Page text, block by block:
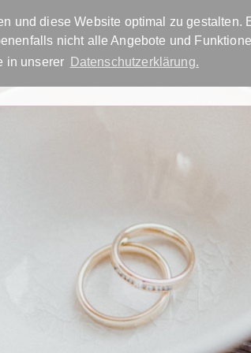
und diese Website optimal zu gestalten.
nicht alle Angebote und
in unserer
Datenschutzerklärung.
info@agentur-